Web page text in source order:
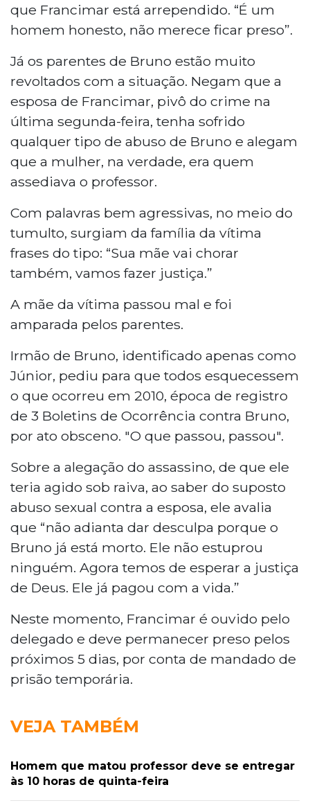
que Francimar está arrependido. “É um
homem honesto, não merece ficar preso”.
Já os parentes de Bruno estão muito
revoltados com a situação. Negam que a
esposa de Francimar, pivô do crime na
última segunda-feira, tenha sofrido
qualquer tipo de abuso de Bruno e alegam
que a mulher, na verdade, era quem
assediava o professor.
Com palavras bem agressivas, no meio do
tumulto, surgiam da família da vítima
frases do tipo: “Sua mãe vai chorar
também, vamos fazer justiça.”
A mãe da vítima passou mal e foi
amparada pelos parentes.
Irmão de Bruno, identificado apenas como
Júnior, pediu para que todos esquecessem
o que ocorreu em 2010, época de registro
de 3 Boletins de Ocorrência contra Bruno,
por ato obsceno. "O que passou, passou".
Sobre a alegação do assassino, de que ele
teria agido sob raiva, ao saber do suposto
abuso sexual contra a esposa, ele avalia
que “não adianta dar desculpa porque o
Bruno já está morto. Ele não estuprou
ninguém. Agora temos de esperar a justiça
de Deus. Ele já pagou com a vida.”
Neste momento, Francimar é ouvido pelo
delegado e deve permanecer preso pelos
próximos 5 dias, por conta de mandado de
prisão temporária.
VEJA TAMBÉM
Homem que matou professor deve se entregar
às 10 horas de quinta-feira